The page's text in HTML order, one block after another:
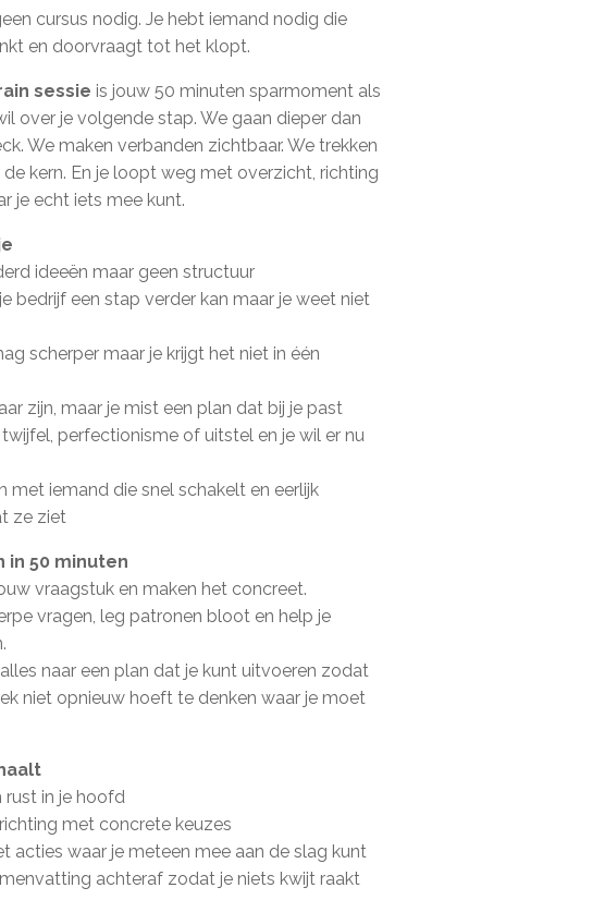
cursus nodig. Je hebt iemand nodig die
en doorvraagt tot het klopt.
sessie is jouw 50 minuten sparmoment als
over je volgende stap. We gaan dieper dan
We maken verbanden zichtbaar. We trekken
kern. En je loopt weg met overzicht, richting
je echt iets mee kunt.
ideeën maar geen structuur
bedrijf een stap verder kan maar je weet niet
scherper maar je krijgt het niet in één
zijn, maar je mist een plan dat bij je past
perfectionisme of uitstel en je wil er nu
met iemand die snel schakelt en eerlijk
ze ziet
in 50 minuten
vraagstuk en maken het concreet.
vragen, leg patronen bloot en help je
naar een plan dat je kunt uitvoeren zodat
niet opnieuw hoeft te denken waar je moet
rust in je hoofd
met concrete keuzes
acties waar je meteen mee aan de slag kunt
achteraf zodat je niets kwijt raakt